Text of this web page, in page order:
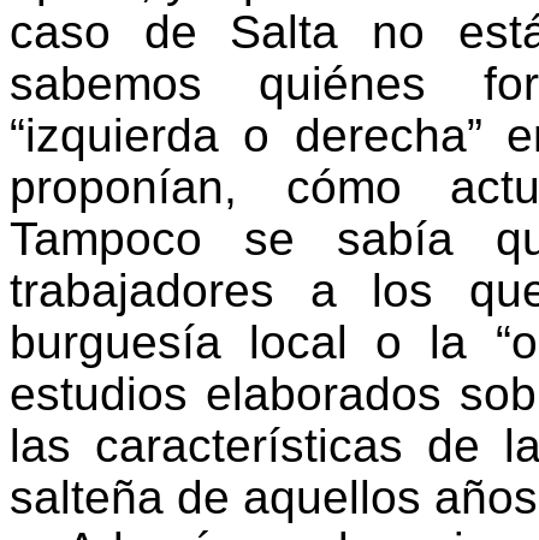
caso de Salta no
sabemos quiénes
“izquierda o derecha”
proponían, cómo
Tampoco se sabía
trabajadores a los
burguesía local o la
estudios elaborados
las características de
salteña de aquellos